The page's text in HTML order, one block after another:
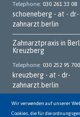
Telephone 030 261 33 08
schoeneberg - at - dr-
zahnarzt.berlin
Zahnarztpraxis in
Kreuzberg
Telephone 030 252 95 700
kreuzberg - at - dr-
zahnarzt.berlin
Zahnarztpraxis in
Marzahn
Wir verwenden auf unserer
Cookies, die für die